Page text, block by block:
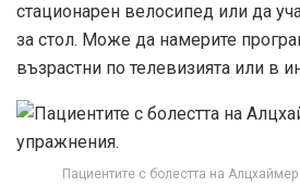
стационарен велосипед или да
за стол. Може да намерите
възрастни по телевизията или в
Пациентите с болестта на